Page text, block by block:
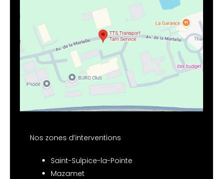
Nos zones d’interventions
Saint-Sulpice-la-Pointe
Mazamet